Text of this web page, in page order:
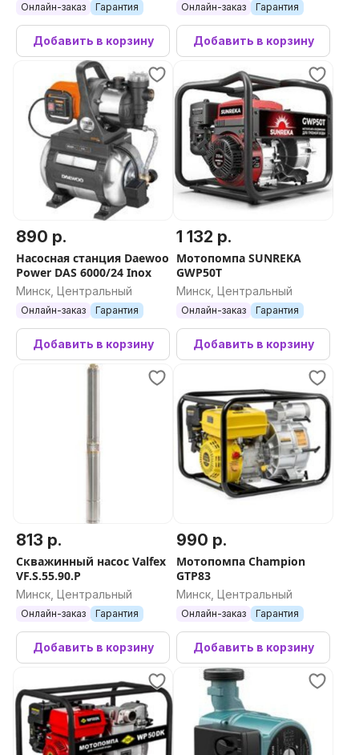
Онлайн-заказ Гарантия
Добавить в корзину
Онлайн-заказ Гарантия
Добавить в корзину
890 р.
Насосная станция Daewoo
Power DAS 6000/24 Inox
Минск, Центральный
Онлайн-заказ Гарантия
Добавить в корзину
1 132 р.
Мотопомпа SUNREKA
GWP50T
Минск, Центральный
Онлайн-заказ Гарантия
Добавить в корзину
813 р.
Скважинный насос Valfex
VF.S.55.90.P
Минск, Центральный
Онлайн-заказ Гарантия
Добавить в корзину
990 р.
Мотопомпа Champion
GTP83
Минск, Центральный
Онлайн-заказ Гарантия
Добавить в корзину